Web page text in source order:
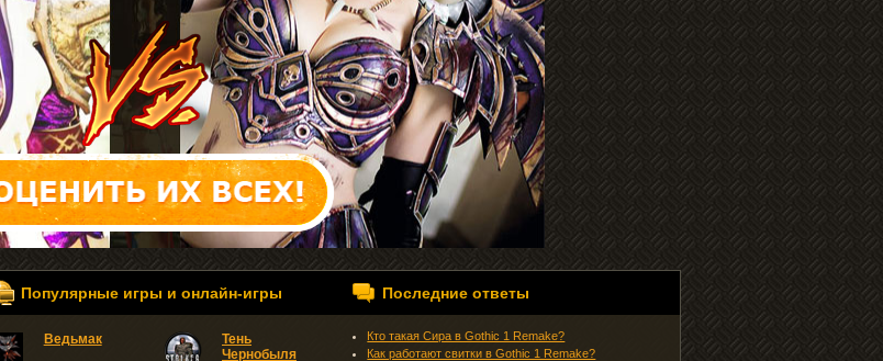
Популярные игры и онлайн-игры
Ведьмак
Тень
Чернобыля
Последние ответы
Кто такая Сира в Gothic 1 Remake?
Как работают свитки в Gothic 1 Remake?